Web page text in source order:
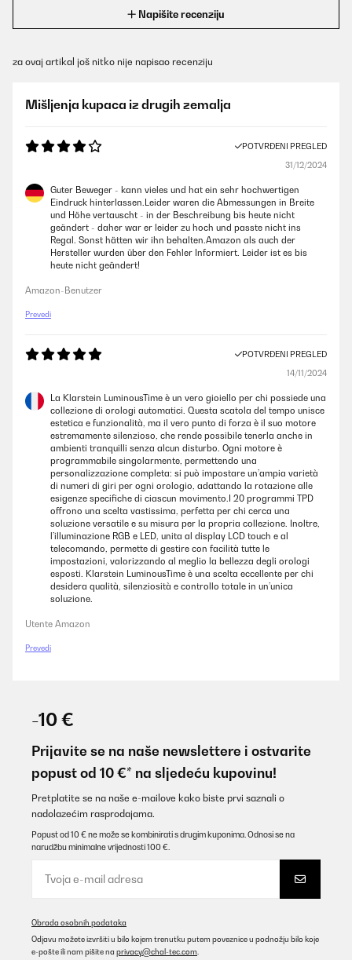
Napišite recenziju
za ovaj artikal još nitko nije napisao recenziju
Mišljenja kupaca iz drugih zemalja
POTVRĐENI PREGLED
31/12/2024
Guter Beweger - kann vieles und hat ein sehr hochwertigen
Eindruck hinterlassen.Leider waren die Abmessungen in Breite
und Höhe vertauscht - in der Beschreibung bis heute nicht
geändert - daher war er leider zu hoch und passte nicht ins
Regal. Sonst hätten wir ihn behalten.Amazon als auch der
Hersteller wurden über den Fehler Informiert. Leider ist es bis
heute nicht geändert!
Amazon-Benutzer
Prevedi
POTVRĐENI PREGLED
14/11/2024
La Klarstein LuminousTime è un vero gioiello per chi possiede una
collezione di orologi automatici. Questa scatola del tempo unisce
estetica e funzionalità, ma il vero punto di forza è il suo motore
estremamente silenzioso, che rende possibile tenerla anche in
ambienti tranquilli senza alcun disturbo. Ogni motore è
programmabile singolarmente, permettendo una
personalizzazione completa: si può impostare un’ampia varietà
di numeri di giri per ogni orologio, adattando la rotazione alle
esigenze specifiche di ciascun movimento.I 20 programmi TPD
offrono una scelta vastissima, perfetta per chi cerca una
soluzione versatile e su misura per la propria collezione. Inoltre,
l’illuminazione RGB e LED, unita al display LCD touch e al
telecomando, permette di gestire con facilità tutte le
impostazioni, valorizzando al meglio la bellezza degli orologi
esposti. Klarstein LuminousTime è una scelta eccellente per chi
desidera qualità, silenziosità e controllo totale in un’unica
soluzione.
Utente Amazon
Prevedi
-10 €
Prijavite se na naše newslettere i ostvarite
popust od 10 €* na sljedeću kupovinu!
Pretplatite se na naše e-mailove kako biste prvi saznali o
nadolazećim rasprodajama.
Popust od 10 € ne može se kombinirati s drugim kuponima. Odnosi se na
narudžbu minimalne vrijednosti 100 €.
Obrada osobnih podataka
Odjavu možete izvršiti u bilo kojem trenutku putem poveznice u podnožju bilo koje
e-pošte ili nam pišite na privacy@chal-tec.com